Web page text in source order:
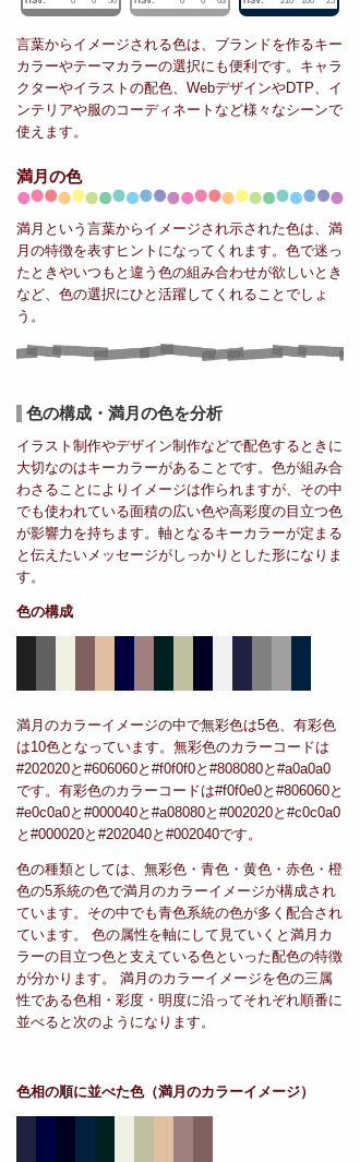
言葉からイメージされる色は、ブランドを作るキー
カラーやテーマカラーの選択にも便利です。キャラ
クターやイラストの配色、WebデザインやDTP、イ
ンテリアや服のコーディネートなど様々なシーンで
使えます。
満月の色
満月という言葉からイメージされ示された色は、満
月の特徴を表すヒントになってくれます。色で迷っ
たときやいつもと違う色の組み合わせが欲しいとき
など、色の選択にひと活躍してくれることでしょ
う。
色の構成・満月の色を分析
イラスト制作やデザイン制作などで配色するときに
大切なのはキーカラーがあることです。色が組み合
わさることによりイメージは作られますが、その中
でも使われている面積の広い色や高彩度の目立つ色
が影響力を持ちます。軸となるキーカラーが定まる
と伝えたいメッセージがしっかりとした形になりま
す。
色の構成
満月のカラーイメージの中で無彩色は5色、有彩色
は10色となっています。無彩色のカラーコードは
#202020と#606060と#f0f0f0と#808080と#a0a0a0
です。有彩色のカラーコードは#f0f0e0と#806060と
#e0c0a0と#000040と#a08080と#002020と#c0c0a0
と#000020と#202040と#002040です。
色の種類としては、無彩色・青色・黄色・赤色・橙
色の5系統の色で満月のカラーイメージが構成され
ています。その中でも青色系統の色が多く配合され
ています。 色の属性を軸にして見ていくと満月カ
ラーの目立つ色と支えている色といった配色の特徴
が分かります。 満月のカラーイメージを色の三属
性である色相・彩度・明度に沿ってそれぞれ順番に
並べると次のようになります。
色相の順に並べた色（満月のカラーイメージ）